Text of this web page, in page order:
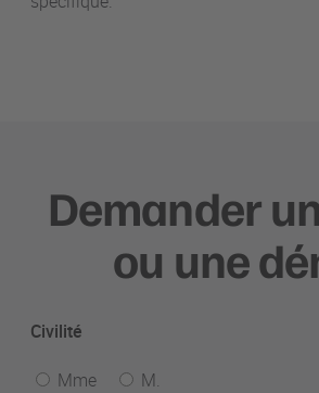
Demander
ou une
Civilité
Mme
M.